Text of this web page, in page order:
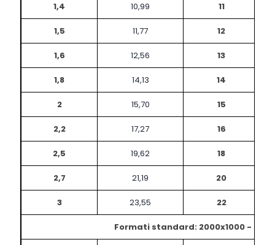
1,4 10,99 11
1,5 11,77 12
1,6 12,56 13
1,8 14,13 14
2 15,70 15
2,2 17,27 16
2,5 19,62 18
2,7 21,19 20
3 23,55 22
Formati standard: 2000x1000 -